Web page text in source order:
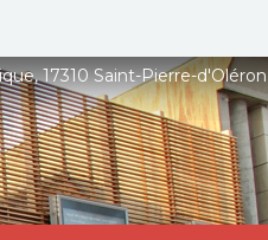
17310 Saint-Pierre-d'Oléron